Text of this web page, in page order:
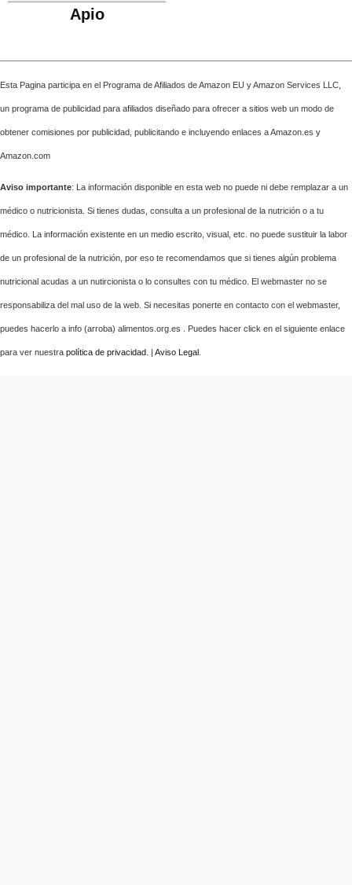
Apio
Esta Pagina participa en el Programa de Afiliados de Amazon EU y Amazon Services LLC,
un programa de publicidad para afiliados diseñado para ofrecer a sitios web un modo de
obtener comisiones por publicidad, publicitando e incluyendo enlaces a Amazon.es y
Amazon.com
Aviso importante: La información disponible en esta web no puede ni debe remplazar a un
médico o nutricionista. Si tienes dudas, consulta a un profesional de la nutrición o a tu
médico. La información existente en un medio escrito, visual, etc. no puede sustituir la labor
de un profesional de la nutrición, por eso te recomendamos que si tienes algún problema
nutricional acudas a un nutircionista o lo consultes con tu médico. El webmaster no se
responsabiliza del mal uso de la web. Si necesitas ponerte en contacto con el webmaster,
puedes hacerlo a info (arroba) alimentos.org.es . Puedes hacer click en el siguiente enlace
para ver nuestra política de privacidad . | Aviso Legal